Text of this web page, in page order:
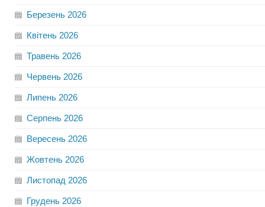
Березень 2026
Квітень 2026
Травень 2026
Червень 2026
Липень 2026
Серпень 2026
Вересень 2026
Жовтень 2026
Листопад 2026
Грудень 2026